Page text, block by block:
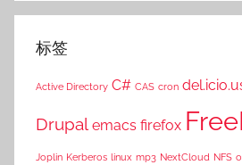
标签
Active Directory C# CAS cron
Drupal emacs firefox
Joplin Kerberos linux mp3 NextCloud NFS